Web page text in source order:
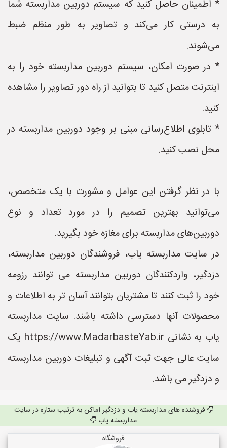
* اطمینان حاصل کنید که سیستم دوربین مداربسته شما
به درستی کار می‌کند و تصاویر به طور منظم ضبط
می‌شوند.
* در صورت امکان، سیستم دوربین مداربسته خود را به
اینترنت متصل کنید تا بتوانید از راه دور تصاویر را مشاهده
کنید.
* تابلوی اطلاع‌رسانی مبنی بر وجود دوربین مداربسته در
محل نصب کنید.
با در نظر گرفتن این عوامل و مشورت با یک متخصص،
می‌توانید بهترین تصمیم را در مورد تعداد و نوع
دوربین‌های مداربسته برای مغازه خود بگیرید.
در سایت مداربسته یاب، فروشندگان دوربین مداربسته،
دزدگیر، واردکنندگان دوربین مداربسته می توانند رزومه
خود را ثبت کنند تا مشتریان بتوانند آسان تر به اطلاعات و
محصولات آنها دسترسی داشته باشند. سایت مداربسته
یاب به نشانی https://www.MadarbasteYab.ir یک
سایت عالی جهت ثبت آگهی و تبلیغات دوربین مداربسته
و دزدگیر می باشد.
فروشنده های مداربسته یاب و دزدگیر اماکن به ترتیب ستاره در سایت
مداربسته یاب
فروشگاه